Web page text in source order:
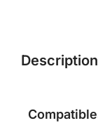
Description